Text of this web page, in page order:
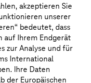
verursachten
auf4,35 Millionen
hätten
wirksame IT-
für die Cyber-
Bericht von
akzeptieren Sie
unserer
bedeutet, dass
auf Ihrem Endgerät
zur Analyse und für
International
Ihre Daten
der Europäischen